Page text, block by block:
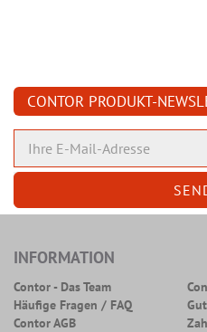
CONTOR PRODUKT-
ABMELDUNG
INFORMATION
Contor - Das Team
Häufige Fragen / FAQ
Contor AGB